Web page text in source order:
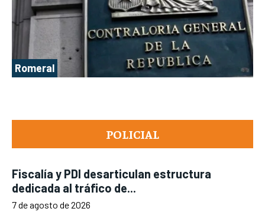
POLICIAL
Fiscalía y PDI desarticulan estructura
dedicada al tráfico de...
7 de agosto de 2026
Romeral